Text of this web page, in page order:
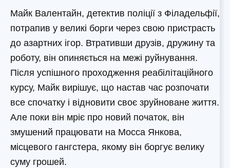
Майк Валентайн, детектив поліції з Філадельфії,
потрапив у великі борги через свою пристрасть
до азартних ігор. Втративши друзів, дружину та
роботу, він опиняється на межі руйнування.
Після успішного проходження реабілітаційного
курсу, Майк вирішує, що настав час розпочати
все спочатку і відновити своє зруйноване життя.
Але поки він мріє про новий початок, він
змушений працювати на Мосса Янкова,
місцевого гангстера, якому він боргує велику
суму грошей.